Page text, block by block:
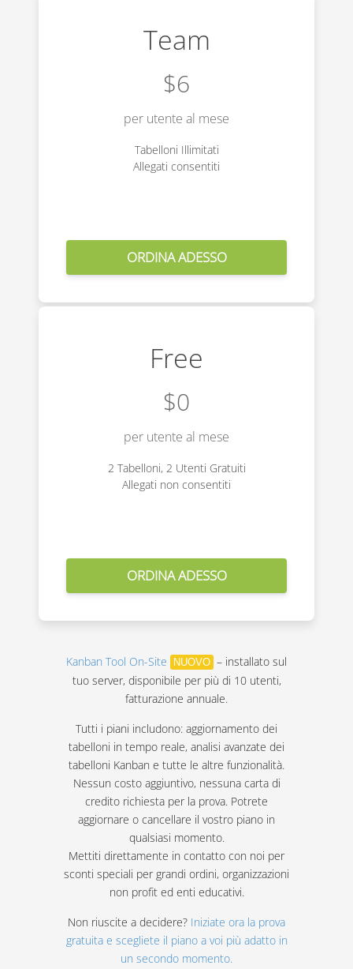
Team
$6
per utente al mese
Tabelloni Illimitati
Allegati consentiti
Free
$0
per utente al mese
2 Tabelloni, 2 Utenti Gratuiti
Allegati non consentiti
Kanban Tool On-Site NUOVO – installato sul
tuo server, disponibile per più di 10 utenti,
fatturazione annuale.
Tutti i piani includono: aggiornamento dei
tabelloni in tempo reale, analisi avanzate dei
tabelloni Kanban e tutte le altre funzionalità.
Nessun costo aggiuntivo, nessuna carta di
credito richiesta per la prova. Potrete
aggiornare o cancellare il vostro piano in
qualsiasi momento.
Mettiti direttamente in contatto con noi per
sconti speciali per grandi ordini, organizzazioni
non profit ed enti educativi.
Non riuscite a decidere? Iniziate ora la prova
gratuita e scegliete il piano a voi più adatto in
un secondo momento.